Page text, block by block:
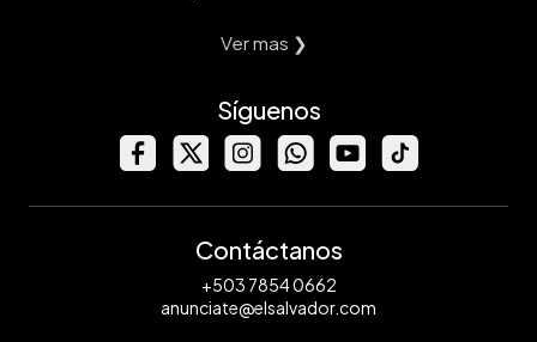
Ver mas ❯
Síguenos
Contáctanos
+503 7854 0662
anunciate@elsalvador.com